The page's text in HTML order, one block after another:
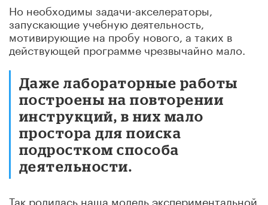
Но необходимы задачи-акселераторы,
запускающие учебную деятельность,
мотивирующие на пробу нового, а таких в
действующей программе чрезвычайно мало.
Даже лабораторные работы
построены на повторении
инструкций, в них мало
простора для поиска
подростком способа
деятельности.
Так родилась наша модель экспериментальной